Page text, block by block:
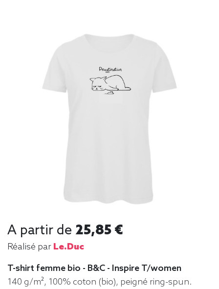
A partir de 25,85 €
Réalisé par Le.duc
T-shirt femme bio - B&C - Inspire T/women
140 g/m², 100% coton (bio), peigné ring-spun.